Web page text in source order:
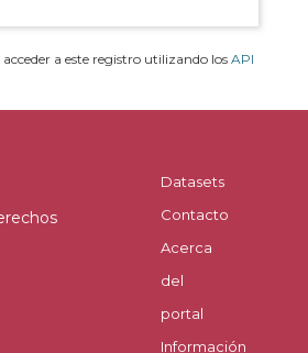
a este registro utilizando los API
Datasets
Contacto
Acerca
del
portal
Información